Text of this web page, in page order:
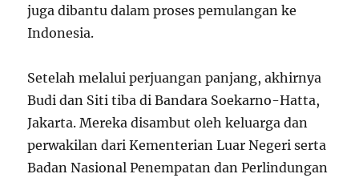
juga dibantu dalam proses pemulangan ke
Indonesia.
Setelah melalui perjuangan panjang, akhirnya
Budi dan Siti tiba di Bandara Soekarno-Hatta,
Jakarta. Mereka disambut oleh keluarga dan
perwakilan dari Kementerian Luar Negeri serta
Badan Nasional Penempatan dan Perlindungan